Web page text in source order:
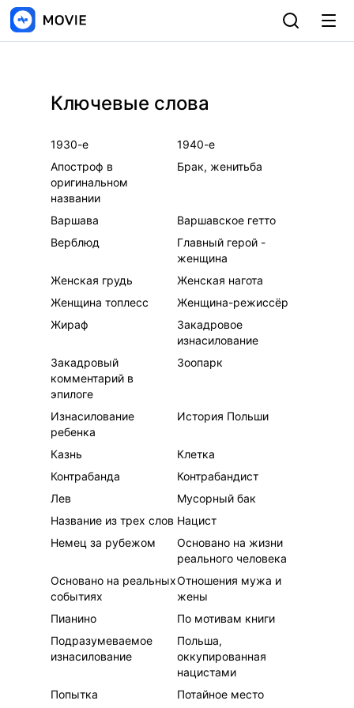
Ключевые слова
1930-е
1940-е
Апостроф в
оригинальном
названии
Брак, женитьба
Варшава
Варшавское гетто
Верблюд
Главный герой -
женщина
Женская грудь
Женская нагота
Женщина топлесс
Женщина-режиссёр
Жираф
Закадровое
изнасилование
Закадровый
комментарий в
эпилоге
Зоопарк
Изнасилование
ребенка
История Польши
Казнь
Клетка
Контрабанда
Контрабандист
Лев
Мусорный бак
Название из трех слов Нацист
Немец за рубежом
Основано на жизни
реального человека
Основано на реальных
событиях
Отношения мужа и
жены
Пианино
По мотивам книги
Подразумеваемое
изнасилование
Польша,
оккупированная
нацистами
Попытка
Потайное место